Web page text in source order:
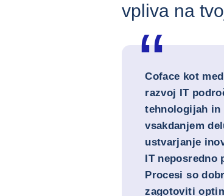
vpliva na
Coface kot
razvoj IT
tehnologijah
vsakdanjem
ustvarjanje
IT neposredno
Procesi so
zagotoviti